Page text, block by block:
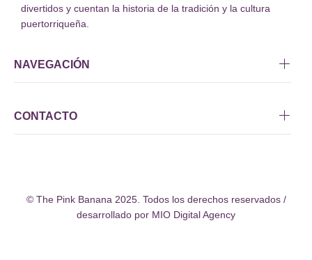
divertidos y cuentan la historia de la tradición y la cultura
puertorriqueña.
NAVEGACIÓN
CONTACTO
© The Pink Banana 2025. Todos los derechos reservados /
desarrollado por MIO Digital Agency